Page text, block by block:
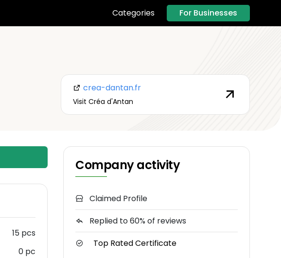
Categories For Businesses
crea-dantan.fr
Visit Créa d'Antan
15 pcs
0 pc
Company activity
Claimed Profile
Replied to 60% of reviews
Top Rated Certificate